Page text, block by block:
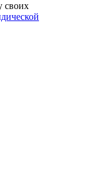
своих